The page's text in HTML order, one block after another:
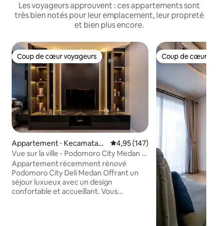
Les voyageurs approuvent : ces appartements sont
très bien notés pour leur emplacement, leur propreté
et bien plus encore.
Coup de cœur voyageurs
Coup de cœur voyageurs
Appartement ⋅ Kecamatan
Medan Barat
Évaluation moyenne sur la
4,95 (147)
Vue sur la ville - Podomoro City Medan -
Centre de Medan
Appartement récemment rénové
Podomoro City Deli Medan Offrant un
séjour luxueux avec un design
confortable et accueillant. Vous
Coup de cœur
Coup de cœur